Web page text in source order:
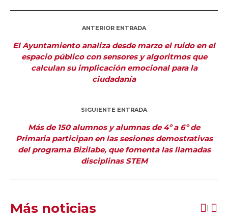
ANTERIOR ENTRADA
El Ayuntamiento analiza desde marzo el ruido en el
espacio público con sensores y algoritmos que
calculan su implicación emocional para la
ciudadanía
SIGUIENTE ENTRADA
Más de 150 alumnos y alumnas de 4º a 6º de
Primaria participan en las sesiones demostrativas
del programa Bizilabe, que fomenta las llamadas
disciplinas STEM
Más noticias